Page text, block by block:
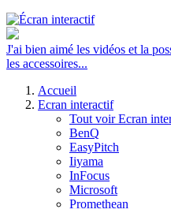
J'ai bien aimé les vidéos et la
les accessoires...
Accueil
Ecran interactif
Tout voir Ecran
BenQ
EasyPitch
Iiyama
InFocus
Microsoft
Promethean